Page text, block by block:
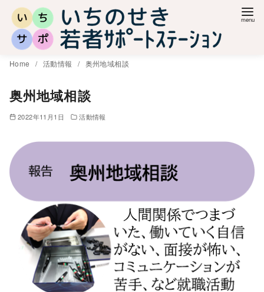
Home 活動情報 奥州地域相談
奥州地域相談
2022年11月1日 活動情報